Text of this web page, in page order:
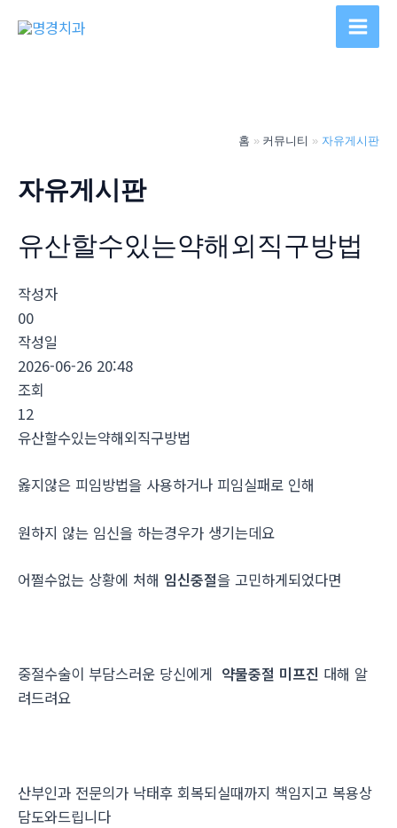
Main
홈 커뮤니티 자유게시판
자유게시판
유산할수있는약해외직구방법
작성자
00
작성일
2026-06-26 20:48
조회
12
유산할수있는약해외직구방법
옳지않은 피임방법을 사용하거나 피임실패로 인해
원하지 않는 임신을 하는경우가 생기는데요
어쩔수없는 상황에 처해 임신중절을 고민하게되었다면
중절수술이 부담스러운 당신에게 약물중절 미프진 대해 알
려드려요
산부인과 전문의가 낙태후 회복되실때까지 책임지고 복용상
담도와드립니다